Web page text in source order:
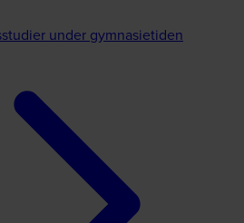
under gymnasietiden